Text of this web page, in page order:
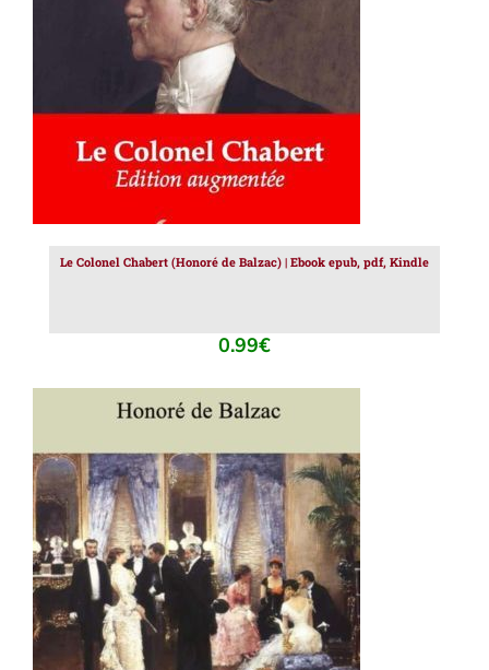
AJOUTER AU PANIER / DÉTAILS
Le Colonel Chabert (Honoré de Balzac) | Ebook epub, pdf, Kindle
0.99€
AJOUTER AU PANIER / DÉTAILS